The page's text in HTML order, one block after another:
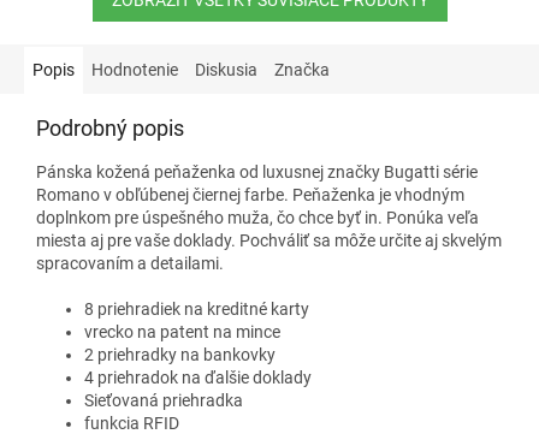
Popis Hodnotenie Diskusia Značka
Podrobný popis
Pánska kožená peňaženka od luxusnej značky Bugatti série
Romano v obľúbenej čiernej farbe. Peňaženka je vhodným
doplnkom pre úspešného muža, čo chce byť in. Ponúka veľa
miesta aj pre vaše doklady. Pochváliť sa môže určite aj skvelým
spracovaním a detailami.
8 priehradiek na kreditné karty
vrecko na patent na mince
2 priehradky na bankovky
4 priehradok na ďalšie doklady
Sieťovaná priehradka
funkcia RFID